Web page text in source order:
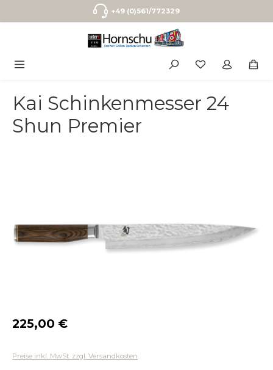
Zum Hauptinhalt springen+49 (0)561/772329
Kai Schinkenmesser 24
Shun Premier
Regulärer Preis:
225,00 €
Preise inkl. MwSt. zzgl. Versandkosten